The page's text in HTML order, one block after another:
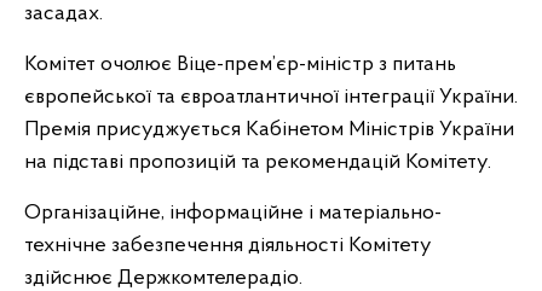
засадах.
Комітет очолює Віце-прем’єр-міністр з питань
європейської та євроатлантичної інтеграції України.
Премія присуджується Кабінетом Міністрів України
на підставі пропозицій та рекомендацій Комітету.
Організаційне, інформаційне і матеріально-
технічне забезпечення діяльності Комітету
здійснює Держкомтелерадіо.